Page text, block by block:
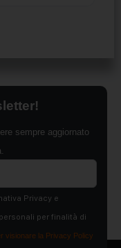
sempre aggiornato
Privacy e
per finalità di
visionare la Privacy Policy